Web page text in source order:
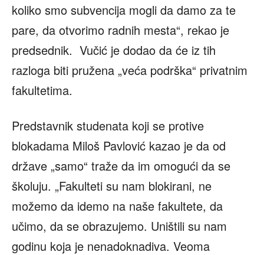
koliko smo subvencija mogli da damo za te
pare, da otvorimo radnih mesta“, rekao je
predsednik. Vučić je dodao da će iz tih
razloga biti pružena „veća podrška“ privatnim
fakultetima.
Predstavnik studenata koji se protive
blokadama Miloš Pavlović kazao je da od
države „samo“ traže da im omogući da se
školuju. „Fakulteti su nam blokirani, ne
možemo da idemo na naše fakultete, da
učimo, da se obrazujemo. Uništili su nam
godinu koja je nenadoknadiva. Veoma